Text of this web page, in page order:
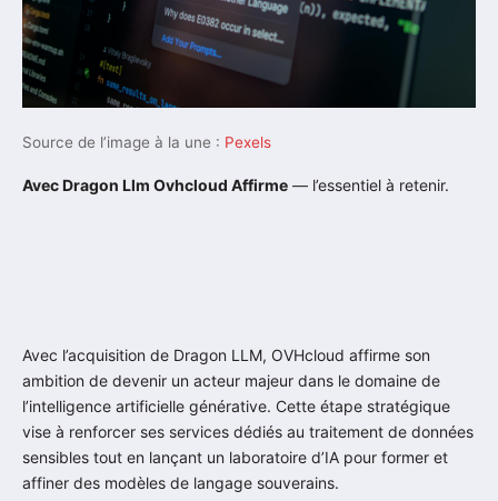
Source de l’image à la une : Pexels
Avec Dragon Llm Ovhcloud Affirme — l’essentiel à retenir.
Avec l’acquisition de Dragon LLM, OVHcloud affirme son
ambition de devenir un acteur majeur dans le domaine de
l’intelligence artificielle générative. Cette étape stratégique
vise à renforcer ses services dédiés au traitement de données
sensibles tout en lançant un laboratoire d’IA pour former et
affiner des modèles de langage souverains.